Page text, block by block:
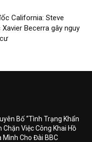
California: Steve
Becerra gây nguy
Bố “Tình Trạng Khẩn
Chặn Việc Công Khai Hồ
Mình Cho Đài BBC